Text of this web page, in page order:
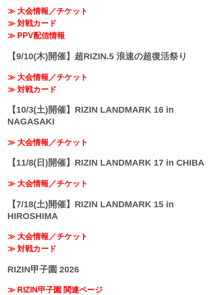
!1m18!1m12!1m3!1d3249.958551664571!
2d139.62652771477258!3d35.4558205499
≫ 大会情報／チケット
≫ 対戦カード
≫ PPV配信情報
【9/10(木)開催】超RIZIN.5 浪速の超復活祭り
≫ 大会情報／チケット
≫ 対戦カード
【10/3(土)開催】RIZIN LANDMARK 16 in
NAGASAKI
≫ 大会情報／チケット
【11/8(日)開催】RIZIN LANDMARK 17 in CHIBA
≫ 大会情報／チケット
【7/18(土)開催】RIZIN LANDMARK 15 in
HIROSHIMA
≫ 大会情報／チケット
≫ 対戦カード
RIZIN甲子園 2026
≫ RIZIN甲子園 関連ページ